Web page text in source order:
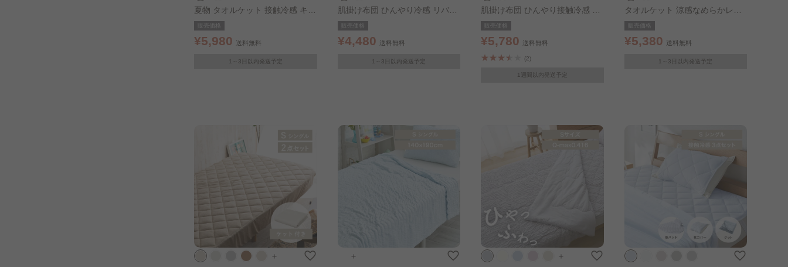
夏物 タオルケット 接触冷感 キル
ト シングル シルバーグレー
販売価格
¥5,980 送料無料
1～3日以内発送予定
肌掛け布団 ひんやり冷感 リバー
シブル シングル ブルー
販売価格
¥4,480 送料無料
1～3日以内発送予定
肌掛け布団 ひんやり接触冷感 リ
バーシブル シングル ブルー
販売価格
¥5,780 送料無料
(2)
1週間以内発送予定
タオルケット 涼感なめらかレー
ヨン シングル ベージュ
販売価格
¥5,380 送料無料
1～3日以内発送予定
＋
＋
＋